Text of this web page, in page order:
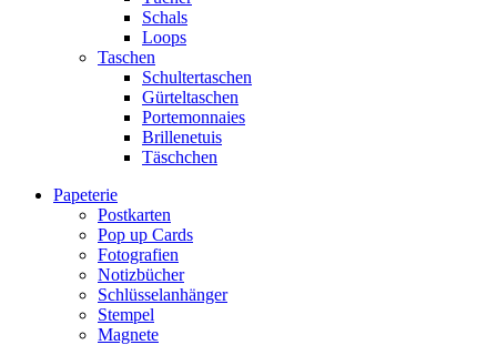
Schals
Loops
Taschen
Schultertaschen
Gürteltaschen
Portemonnaies
Brillenetuis
Täschchen
Papeterie
Postkarten
Pop up Cards
Fotografien
Notizbücher
Schlüsselanhänger
Stempel
Magnete